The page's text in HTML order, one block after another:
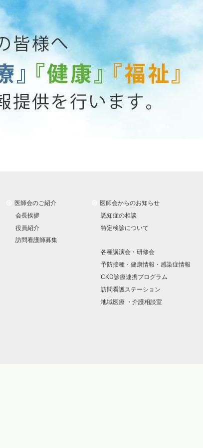
医師会のご紹介
会長挨拶
役員紹介
訪問看護師募集
医師会からのお知らせ
認知症の相談
特定検診について
各種講演会・研修会
予防接種・健康情報・感染症情報
CKD診療連携プログラム
訪問看護ステーション
地域医療 ・介護相談室